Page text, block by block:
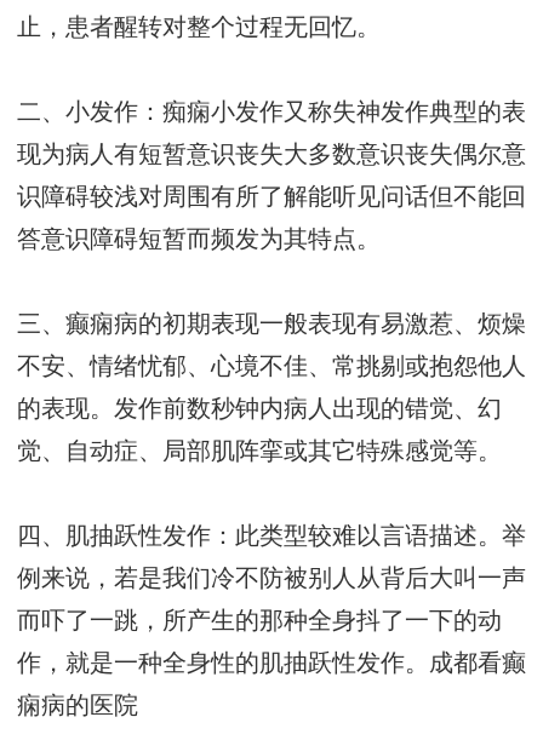
止，患者醒转对整个过程无回忆。
二、小发作：痴痫小发作又称失神发作典型的表
现为病人有短暂意识丧失大多数意识丧失偶尔意
识障碍较浅对周围有所了解能听见问话但不能回
答意识障碍短暂而频发为其特点。
三、癫痫病的初期表现一般表现有易激惹、烦燥
不安、情绪忧郁、心境不佳、常挑剔或抱怨他人
的表现。发作前数秒钟内病人出现的错觉、幻
觉、自动症、局部肌阵挛或其它特殊感觉等。
四、肌抽跃性发作：此类型较难以言语描述。举
例来说，若是我们冷不防被别人从背后大叫一声
而吓了一跳，所产生的那种全身抖了一下的动
作，就是一种全身性的肌抽跃性发作。 成都看癫
痫病的医院